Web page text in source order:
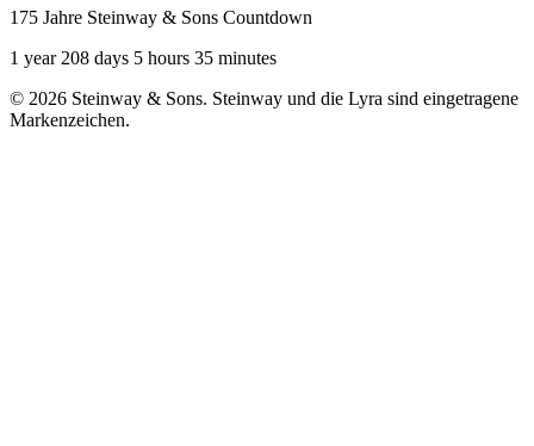
175 Jahre Steinway & Sons Countdown
1 year 208 days 5 hours 35 minutes
© 2026 Steinway & Sons. Steinway und die Lyra sind eingetragene
Markenzeichen.